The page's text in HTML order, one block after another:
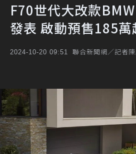
F70世代大改款
發表 啟動預售185萬
2024-10-20 09:51 聯合新聞網／記者